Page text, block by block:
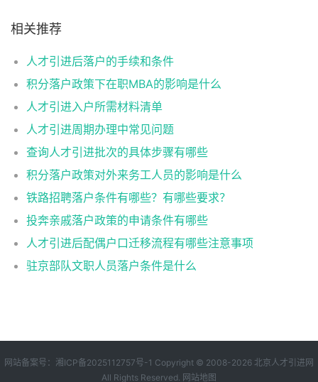
相关推荐
人才引进后落户的手续和条件
积分落户政策下在职MBA的影响是什么
人才引进入户所需材料清单
人才引进周期办理中常见问题
查询人才引进批次的具体步骤有哪些
积分落户政策对外来务工人员的影响是什么
铁路招聘落户条件有哪些？有哪些要求？
投奔亲戚落户政策的申请条件有哪些
人才引进后配偶户口迁移流程有哪些注意事项
驻京部队文职人员落户条件是什么
网站备案号： 湘ICP备2025112757号-1 Copyright © 2008-2026 北京人才引进网
All Rights Reserved. 网站地图